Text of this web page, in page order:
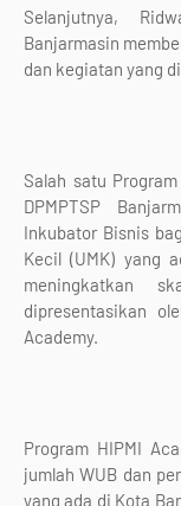
Selanjutnya,
Banjarmasin
dan kegiatan yang
Salah satu
DPMPTSP
Inkubator Bisnis
Kecil (UMK) yang
meningkatkan
dipresentasikan
Academy.
Program HIPMI
jumlah WUB dan
yang ada di Kota